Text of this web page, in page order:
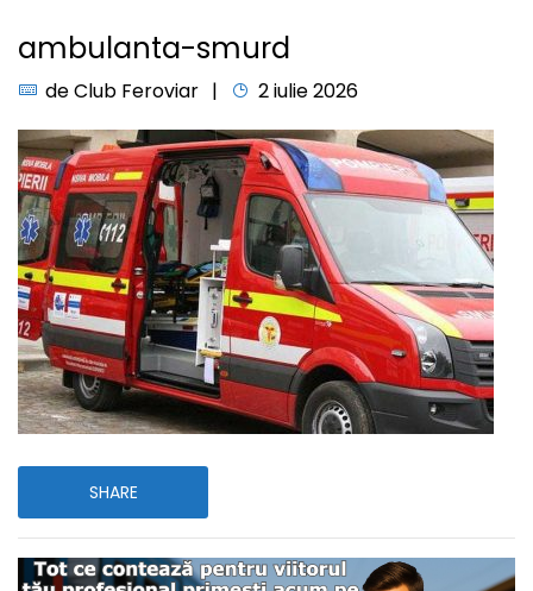
ambulanta-smurd
deClub Feroviar 2 iulie 2026
SHARE